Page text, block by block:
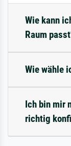
Wie kann
Raum
Wie wähle
Ich bin mir
richtig